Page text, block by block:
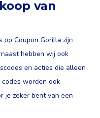
van
Coupon Gorilla zijn
hebben wij ook
en acties die alleen
worden ook
je zeker bent van een